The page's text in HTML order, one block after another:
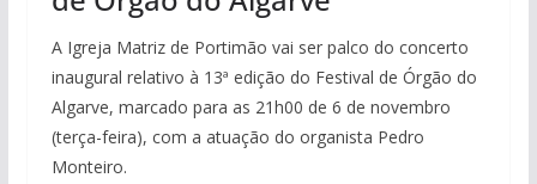
A Igreja Matriz de Portimão vai ser palco do concerto
inaugural relativo à 13ª edição do Festival de Órgão do
Algarve, marcado para as 21h00 de 6 de novembro
(terça-feira), com a atuação do organista Pedro
Monteiro.